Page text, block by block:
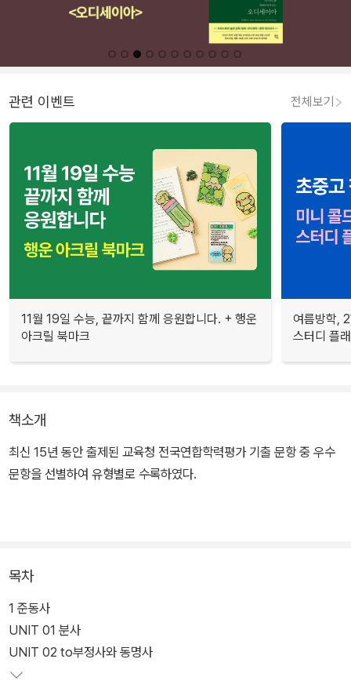
관련 이벤트 전체보기
11월 19일 수능, 끝까지 함께 응원합니다. + 행운
아크릴 북마크
여름방학,
스터디 플
책소개
최신 15년 동안 출제된 교육청 전국연합학력평가 기출 문항 중 우수
문항을 선별하여 유형별로 수록하였다.
목차
1 준동사
UNIT 01 분사
UNIT 02 to부정사와 동명사